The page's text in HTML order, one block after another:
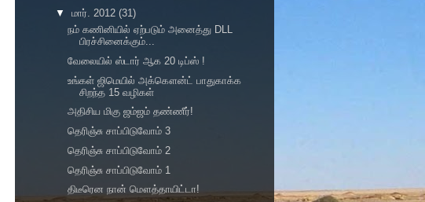
▼ மார். 2012 (31)
நம் கணினியில் ஏற்படும் அனைத்து DLL
பிரச்சினைக்கும்...
வேலையில் ஸ்டார் ஆக 20 டிப்ஸ் !
உங்கள் ஜிமெயில் அக்கௌன்ட் பாதுகாக்க
சிறந்த 15 வழிகள்
அதிசிய மிகு ஜம்ஜம் தண்ணீர்!
தெரிஞ்சு சாப்பிடுவோம் 3
தெரிஞ்சு சாப்பிடுவோம் 2
தெரிஞ்சு சாப்பிடுவோம் 1
திடீரென நான் மௌத்தாயிட்டா!